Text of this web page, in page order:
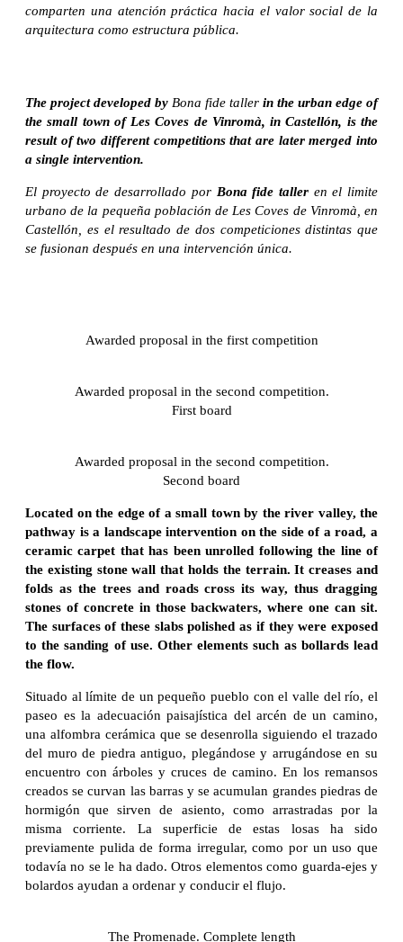
comparten una atención práctica hacia el valor social de la
arquitectura como estructura pública.
The project developed by Bona fide taller in the urban edge of
the small town of Les Coves de Vinromà, in Castellón, is the
result of two different competitions that are later merged into
a single intervention.
El proyecto de desarrollado por Bona fide talleren el limite
urbano de la pequeña población de Les Coves de Vinromà, en
Castellón, es el resultado de dos competiciones distintas que
se fusionan después en una intervención única.
Awarded proposal in the first competition
Awarded proposal in the second competition.
First board
Awarded proposal in the second competition.
Second board
Located on the edge of a small town by the river valley, the
pathway is a landscape intervention on the side of a road, a
ceramic carpet that has been unrolled following the line of
the existing stone wall that holds the terrain. It creases and
folds as the trees and roads cross its way, thus dragging
stones of concrete in those backwaters, where one can sit.
The surfaces of these slabs polished as if they were exposed
to the sanding of use. Other elements such as bollards lead
the flow.
Situado al límite de un pequeño pueblo con el valle del río, el
paseo es la adecuación paisajística del arcén de un camino,
una alfombra cerámica que se desenrolla siguiendo el trazado
del muro de piedra antiguo, plegándose y arrugándose en su
encuentro con árboles y cruces de camino. En los remansos
creados se curvan las barras y se acumulan grandes piedras de
hormigón que sirven de asiento, como arrastradas por la
misma corriente. La superficie de estas losas ha sido
previamente pulida de forma irregular, como por un uso que
todavía no se le ha dado. Otros elementos como guarda-ejes y
bolardos ayudan a ordenar y conducir el flujo.
The Promenade. Complete length